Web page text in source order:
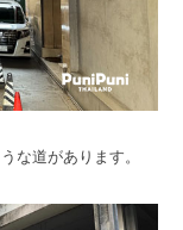
な道があります。